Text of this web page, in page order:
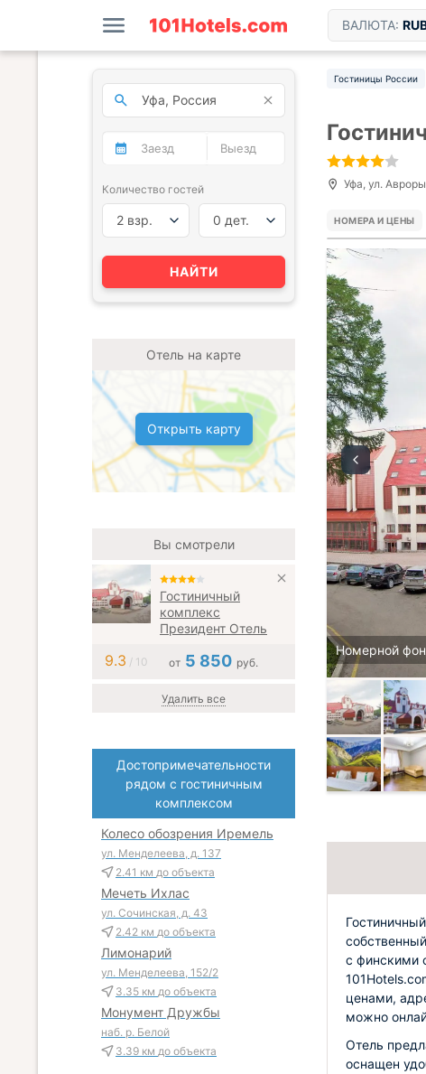
ВАЛЮТА:
Гостиницы России
Уфа, ул.
НОМЕРА И ЦЕНЫ
Номерной
с финскими
ценами,
можно
Отель
оснащен
Количество гостей
2 взр. 0 дет.
НАЙТИ
Отель на карте
Открыть карту
Вы смотрели
Гостиничный
комплекс
Президент Отель
9.3 / 10 от 5 850 руб.
Удалить все
Достопримечательности
рядом с гостиничным
комплексом
Колесо обозрения Иремель
ул. Менделеева, д. 137
2.41 км до объекта
Мечеть Ихлас
ул. Сочинская, д. 43
2.42 км до объекта
Лимонарий
ул. Менделеева, 152/2
3.35 км до объекта
Монумент Дружбы
наб. р. Белой
3.39 км до объекта